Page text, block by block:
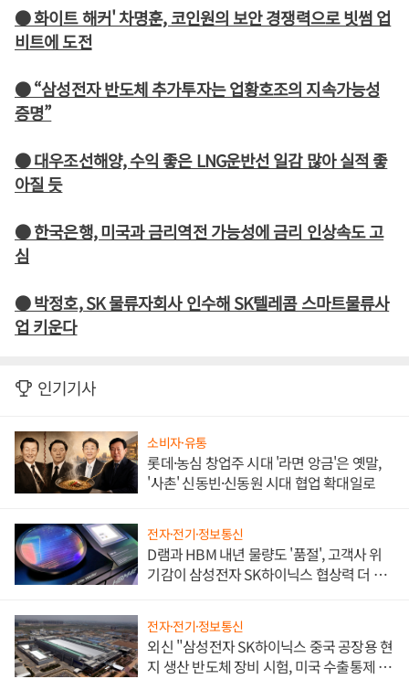
● 화이트 해커' 차명훈, 코인원의 보안 경쟁력으로 빗썸 업
비트에 도전
● “삼성전자 반도체 추가투자는 업황호조의 지속가능성
증명”
● 대우조선해양, 수익 좋은 LNG운반선 일감 많아 실적 좋
아질 듯
● 한국은행, 미국과 금리역전 가능성에 금리 인상속도 고
심
● 박정호, SK 물류자회사 인수해 SK텔레콤 스마트물류사
업 키운다
인기기사
소비자·유통
롯데·농심 창업주 시대 '라면 앙금'은 옛말,
'사촌' 신동빈·신동원 시대 협업 확대일로
전자·전기·정보통신
D램과 HBM 내년 물량도 '품절', 고객사 위
기감이 삼성전자 SK하이닉스 협상력 더 키
전자·전기·정보통신
외신 "삼성전자 SK하이닉스 중국 공장용 현
지 생산 반도체 장비 시험, 미국 수출통제 대